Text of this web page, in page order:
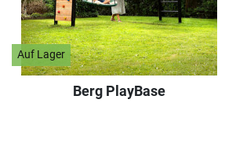
Auf Lager
Berg PlayBase